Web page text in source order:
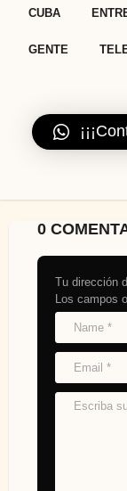
CUBA
GENTE
0
Tu dirección
Los campos